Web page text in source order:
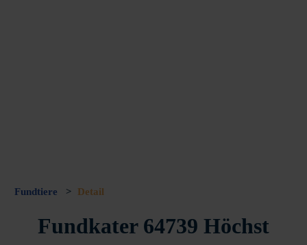
Fundtiere > Detail
Fundkater 64739 Höchst